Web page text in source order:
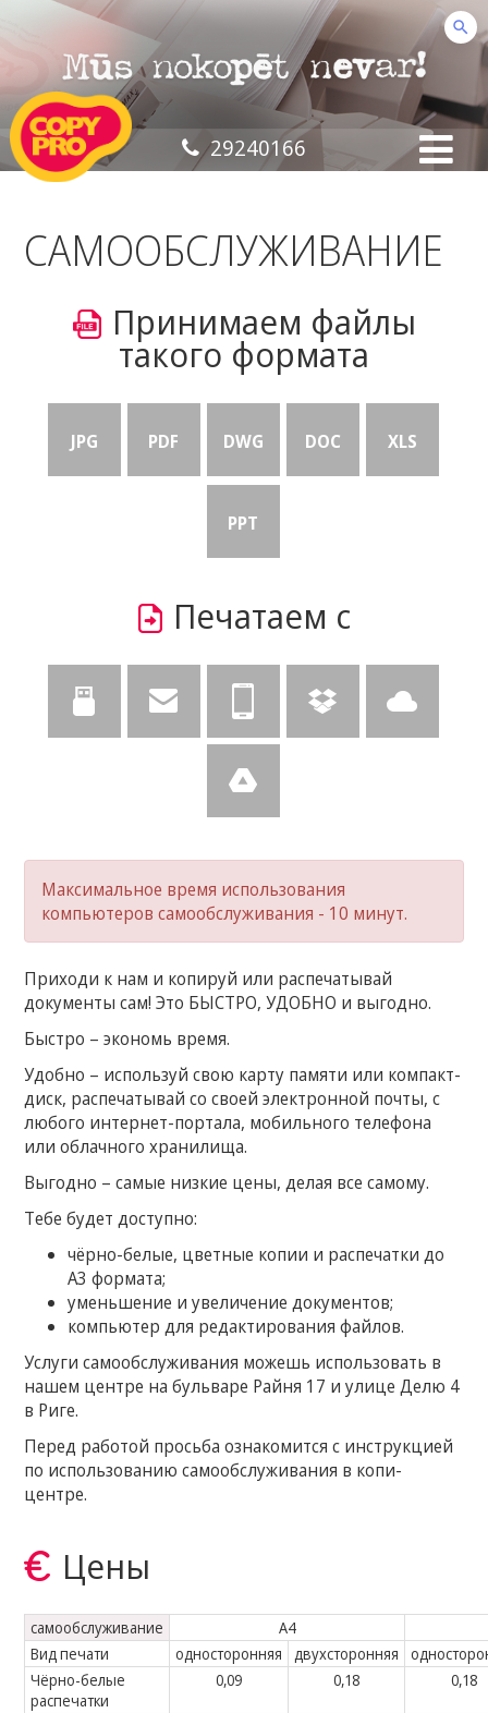
29240166
САМООБСЛУЖИВАНИЕ
Принимаем файлы
такого формата
JPG PDF DWG DOC XLS
PPT
Печатаем с
Максимальное время использования
компьютеров самообслуживания - 10 минут.
Приходи к нам и копируй или распечатывай
документы сам! Это БЫСТРО, УДОБНО и выгодно.
Быстро – экономь время.
Удобно – используй свою карту памяти или компакт-
диск, распечатывай со своей электронной почты, с
любого интернет-портала, мобильного телефона
или облачного хранилища.
Выгодно – самые низкие цены, делая все самому.
Тебе будет доступно:
чёрно-белые, цветные копии и распечатки до
А3 формата;
уменьшение и увеличение документов;
компьютер для редактирования файлов.
Услуги самообслуживания можешь использовать в
нашем центре на бульваре Райня 17 и улице Делю 4
в Риге.
Перед работой просьба ознакомится с инструкцией
по использованию самообслуживания в копи-
центре.
Цены
самообслуживание
A4
Вид печати
односторонняя двухсторонняя
Чёрно-белые
распечатки
0,09 0,18 0,18